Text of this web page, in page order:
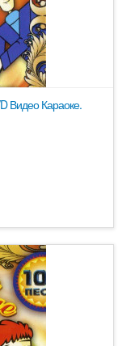
Видео Караоке.